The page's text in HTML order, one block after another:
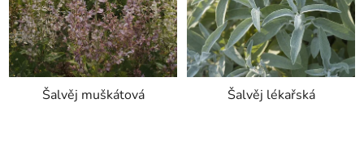
Šalvěj muškátová Šalvěj lékařská